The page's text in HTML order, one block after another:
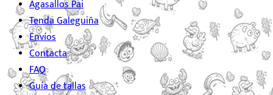
Agasallos Pai
Tenda Galeguiña
Envíos
Contacta
FAQ
Guía de tallas